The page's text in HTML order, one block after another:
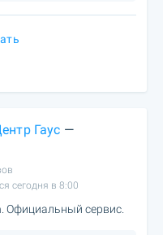
Гаус —
сегодня в 8:00
Официальный сервис.